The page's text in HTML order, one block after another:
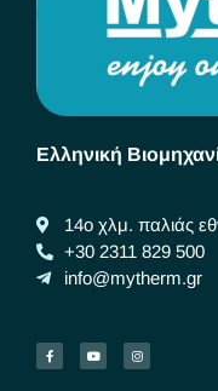
Ελληνική
14ο χλμ. παλιάς
+30 2311 829 500
info@mytherm.gr